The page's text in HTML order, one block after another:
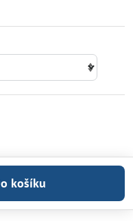
Do košíku